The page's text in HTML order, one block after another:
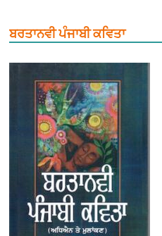
ਬਰਤਾਨਵੀ ਪੰਜਾਬੀ ਕਵਿਤਾ